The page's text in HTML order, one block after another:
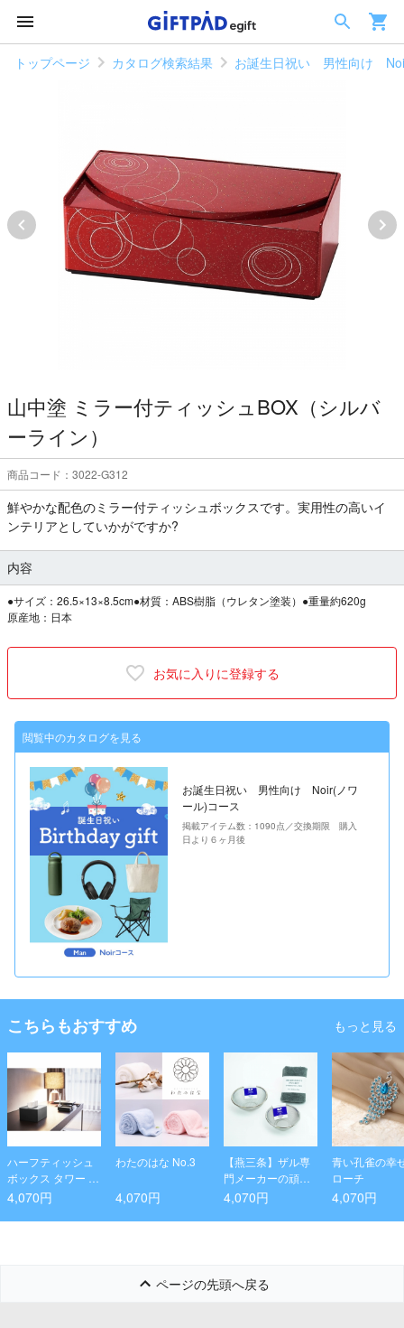
トップページ カタログ検索結果 お誕生日祝い 男性向け
山中塗 ミラー付ティッシュBOX（シルバ
ーライン）
商品コード：3022-G312
鮮やかな配色のミラー付ティッシュボックスです。実用性の高いイ
ンテリアとしていかがですか?
内容
●サイズ：26.5×13×8.5cm●材質：ABS樹脂（ウレタン塗装）●重量約620g
原産地：日本
お気に入りに登録する
閲覧中のカタログを見る
お誕生日祝い 男性向け Noir(ノワ
ール)コース
掲載アイテム数：1090点／交換期限 購入
日より６ヶ月後
こちらもおすすめ もっと見る
ハーフティッシュ
ボックス タワー ブ
ラック
4,070円
わたのはな No.3
4,070円
【燕三条】ザル専
門メーカーの頑丈
なザル2点セット1
おそうじクロス付)
4,070円
青い孔雀の幸
ローチ
4,070円
ページの先頭へ戻る